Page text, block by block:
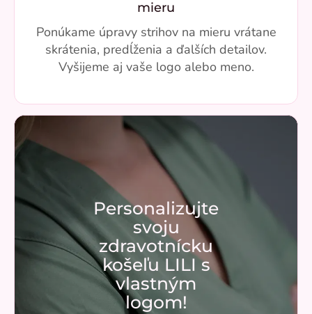
mieru
Ponúkame úpravy strihov na mieru vrátane
skrátenia, predĺženia a ďalších detailov.
Vyšijeme aj vaše logo alebo meno.
Personalizujte
svoju
zdravotnícku
košeľu LILI s
vlastným
logom!